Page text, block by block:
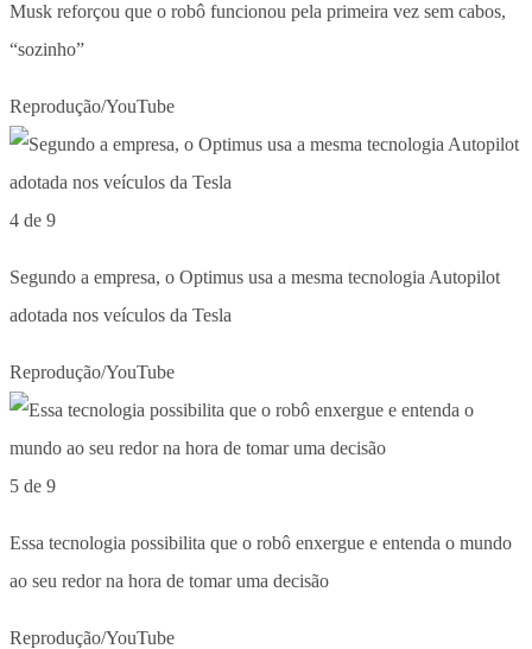
Musk reforçou que o robô funcionou pela primeira vez sem cabos,
“sozinho”
Reprodução/YouTube
4 de 9
Segundo a empresa, o Optimus usa a mesma tecnologia Autopilot
adotada nos veículos da Tesla
Reprodução/YouTube
5 de 9
Essa tecnologia possibilita que o robô enxergue e entenda o mundo
ao seu redor na hora de tomar uma decisão
Reprodução/YouTube